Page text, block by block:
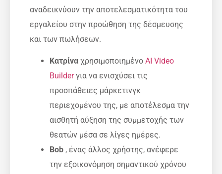
αναδεικνύουν την αποτελεσματικότητα του
εργαλείου στην προώθηση της δέσμευσης
και των πωλήσεων.
Κατρίνα χρησιμοποιημένο AI Video
Builderγια να ενισχύσει τις
προσπάθειες μάρκετινγκ
περιεχομένου της, με αποτέλεσμα την
αισθητή αύξηση της συμμετοχής των
θεατών μέσα σε λίγες ημέρες.
Bob , ένας άλλος χρήστης, ανέφερε
την εξοικονόμηση σημαντικού χρόνου